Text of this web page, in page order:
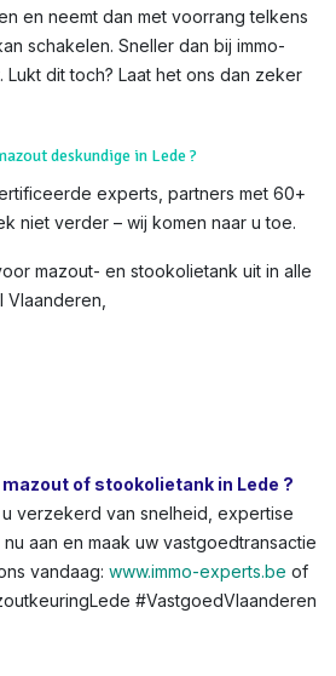
en neemt dan met voorrang telkens
schakelen. Sneller dan bij immo-
dit toch? Laat het ons dan zeker
deskundige in Lede ?
experts, partners met 60+
niet verder – wij komen naar u toe.
mazout- en stookolietank uit in alle
of stookolietank in Lede ?
verzekerd van snelheid, expertise
aan en maak uw vastgoedtransactie
vandaag: www.immo-experts.be of
#VastgoedVlaanderen